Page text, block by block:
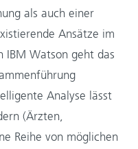
als auch einer
Ansätze im
IBM Watson geht das
Analyse lässt
(Ärzten,
Reihe von möglichen